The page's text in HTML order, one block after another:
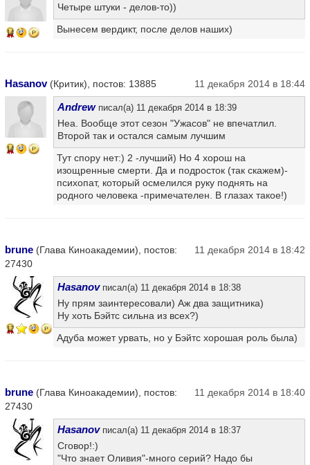
14
Четыре штуки - делов-то))
Вынесем вердикт, после делов наших)
Hasanov(Критик), постов: 13885 11 декабря 2014 в 18:44
14
Andrewписал(а) 11 декабря 2014 в 18:39
Неа. Вообще этот сезон "Ужасов" не впечатлил.
Второй так и остался самым лучшим
Тут спору нет:) 2 -лучший) Но 4 хорош на
изощренные смерти. Да и подросток (так скажем)-
психопат, который осмелился руку поднять на
родного человека -примечателен. В глазах такое!)
brune (Глава Киноакадемии), постов:
27430
11 декабря 2014 в 18:42
17
Hasanovписал(а) 11 декабря 2014 в 18:38
Ну прям заинтересовали) Аж два защитника)
Ну хоть Бэйтс сильна из всех?)
Адуба может урвать, но у Бэйтс хорошая роль была)
brune (Глава Киноакадемии), постов:
27430
11 декабря 2014 в 18:40
Hasanovписал(а) 11 декабря 2014 в 18:37
Сговор!:)
"Что знает Оливия"-много серий? Надо бы